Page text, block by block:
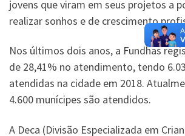
jovens que viram em seus projetos a
realizar sonhos e de crescimento
Nos últimos dois anos, a Fundhas
de 28,41% no atendimento, tendo
atendidas na cidade em 2018.
4.600 munícipes são atendidos.
A Deca (Divisão Especializada em